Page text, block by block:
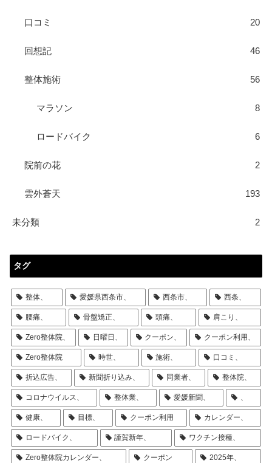
口コミ 20
回想記 46
整体施術 56
マラソン 8
ロードバイク 6
院前の花 2
雲外蒼天 193
未分類 2
タグ
整体、 愛媛県西条市、 西条市、 西条、
腰痛、 骨盤矯正、 頭痛、 肩こり、
Zero整体院、 日曜日、 クーポン、 クーポン利用、
Zero整体院 時世、 施術、 口コミ、
折込広告、 新聞折り込み、 同業者、 整体院、
コロナウイルス、 整体業、 愛媛新聞、 、
健康、 目標、 クーポン利用 カレンダー、
ロードバイク、 謹賀新年、 ワクチン接種、
Zero整体院カレンダー、 クーポン 2025年、